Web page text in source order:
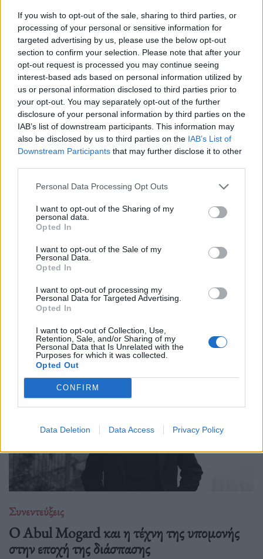
If you wish to opt-out of the sale, sharing to third parties, or
processing of your personal or sensitive information for
targeted advertising by us, please use the below opt-out
section to confirm your selection. Please note that after your
opt-out request is processed you may continue seeing
interest-based ads based on personal information utilized by
us or personal information disclosed to third parties prior to
your opt-out. You may separately opt-out of the further
disclosure of your personal information by third parties on the
IAB’s list of downstream participants. This information may
also be disclosed by us to third parties on the IAB’s List of
Downstream Participants that may further disclose it to other
Personal Data Processing Opt Outs
I want to opt-out of the Sharing of my
personal data.
Opted In
I want to opt-out of the Sale of my
Personal Data.
Opted In
I want to opt-out of processing my
Personal Data for Targeted Advertising.
Opted In
I want to opt-out of Collection, Use,
Retention, Sale, and/or Sharing of my
Personal Data that Is Unrelated with the
Purposes for which it was collected.
Opted Out
CONFIRM
Data Deletion Data Access Privacy Policy
Η συγγραφέας συζητάει με τον Θανάση Μήνα για το νέο της
αστυνομικό μυθιστόρημα με τίτλο "Κομπολόι στο χώμα".
Συνεντεύξεις
Ο Γιώργος Αθανασίου, δύο μουσικοί, ένα
βουνό και η αναζήτηση της έμπνευσης
Στο υβριδικό φιλμ "Το Οτιδήποτε", ο Γιώργος Αθανασίου
πάνω στη δημιουργία, τη φύση και την ανθρώπινη αμηχανία.
Συνεντεύξεις
Ο Abul Mogard και η τέχνη της υπομονής
στην εποχή της διάσπασης